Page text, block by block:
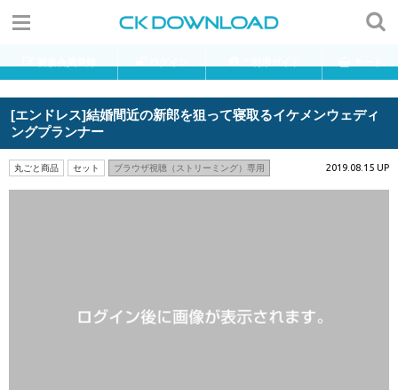
[エンドレス]結婚間近の新郎を狙って寝取るイケメンウェディ
ングプランナー
丸ごと商品 セット ブラウザ視聴（ストリーミング）専用 2019.08.15 UP